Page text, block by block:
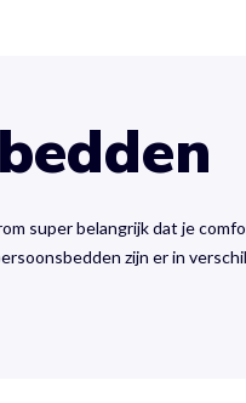
super belangrijk dat je
zijn er in